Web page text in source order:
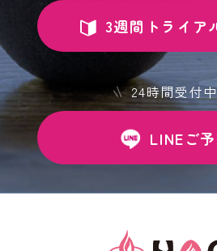
3週間トライア
24時間受付
LINEご